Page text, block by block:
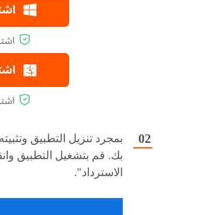
بمجرد تنزيل التطبيق
بك. قم بتشغيل التطبيق
الاسترداد".